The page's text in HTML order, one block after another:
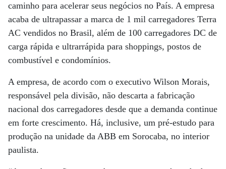
caminho para acelerar seus negócios no País. A empresa
acaba de ultrapassar a marca de 1 mil carregadores Terra
AC vendidos no Brasil, além de 100 carregadores DC de
carga rápida e ultrarrápida para shoppings, postos de
combustível e condomínios.
A empresa, de acordo com o executivo Wilson Morais,
responsável pela divisão, não descarta a fabricação
nacional dos carregadores desde que a demanda continue
em forte crescimento. Há, inclusive, um pré-estudo para
produção na unidade da ABB em Sorocaba, no interior
paulista.